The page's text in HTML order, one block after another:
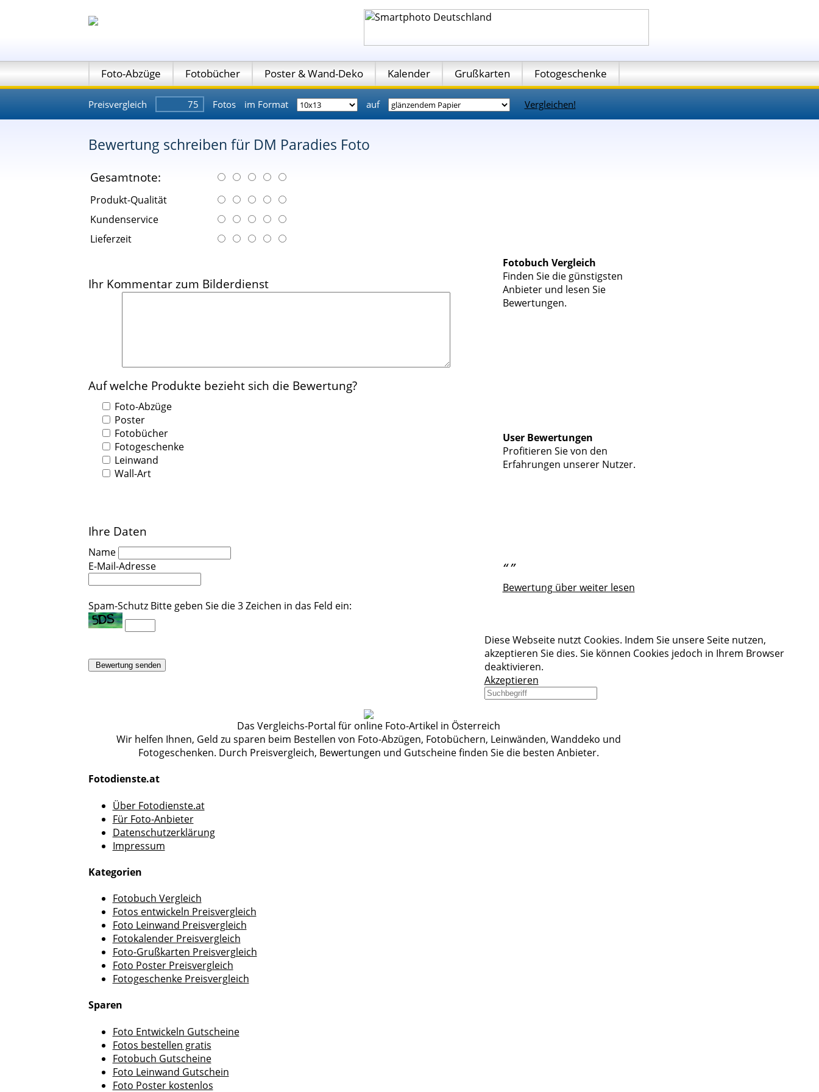
Foto-Abzüge Fotobücher Poster & Wand-Deko Kalender Grußkarten Fotogeschenke
Preisvergleich Fotos im Format auf Vergleichen!
Bewertung schreiben für DM Paradies Foto
Gesamtnote:
Produkt-Qualität
Kundenservice
Lieferzeit
Ihr Kommentar zum Bilderdienst
Auf welche Produkte bezieht sich die Bewertung?
Foto-Abzüge
Poster
Fotobücher
Fotogeschenke
Leinwand
Wall-Art
Ihre Daten
Name
E-Mail-Adresse
Spam-SchutzBitte geben Sie die 3 Zeichen in das Feld ein:
Bewertung senden
Fotobuch Vergleich
Finden Sie die günstigsten
Anbieter und lesen Sie
Bewertungen.
User Bewertungen
Profitieren Sie von den
Erfahrungen unserer Nutzer.
“”
Bewertung über weiter lesen
Diese Webseite nutzt Cookies. Indem Sie unsere Seite nutzen,
akzeptieren Sie dies. Sie können Cookies jedoch in Ihrem Browser
deaktivieren.
Akzeptieren
Das Vergleichs-Portal für online Foto-Artikel in Österreich
Wir helfen Ihnen, Geld zu sparen beim Bestellen von Foto-Abzügen, Fotobüchern, Leinwänden, Wanddeko und
Fotogeschenken. Durch Preisvergleich, Bewertungen und Gutscheine finden Sie die besten Anbieter.
Fotodienste.at
Über Fotodienste.at
Für Foto-Anbieter
Datenschutzerklärung
Impressum
Kategorien
Fotobuch Vergleich
Fotos entwickeln Preisvergleich
Foto Leinwand Preisvergleich
Fotokalender Preisvergleich
Foto-Grußkarten Preisvergleich
Foto Poster Preisvergleich
Fotogeschenke Preisvergleich
Sparen
Foto Entwickeln Gutscheine
Fotos bestellen gratis
Fotobuch Gutscheine
Foto Leinwand Gutschein
Foto Poster kostenlos